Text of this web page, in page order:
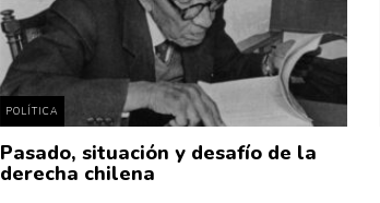
POLÍTICA
Pasado, situación y desafío de la
derecha chilena